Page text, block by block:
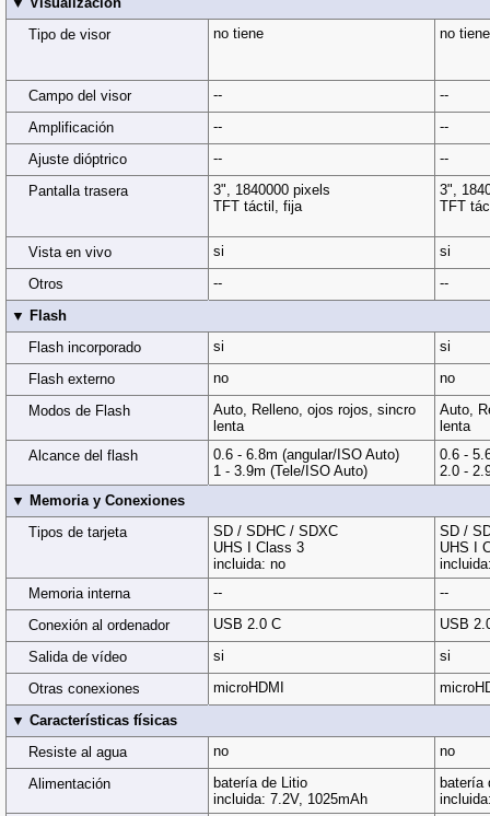
Tipo de visor
no tiene no tiene
Campo del visor --
--
Amplificación
--
--
Ajuste dióptrico
--
--
Pantalla trasera
3", 1840000 pixels
TFT táctil, fija
3",
TFT
Vista en vivo si
si
Otros
--
--
▼ Flash
Flash incorporado
si
si
Flash externo
no
no
Modos de Flash
Auto, Relleno, ojos rojos, sincro
lenta
Auto,
lenta
Alcance del flash
0.6 - 6.8m (angular/ISO Auto)
1 - 3.9m (Tele/ISO Auto)
0.6 -
2.0 -
▼ Memoria y Conexiones
Tipos de tarjeta
SD / SDHC / SDXC
UHS I Class 3
incluida: no
SD /
UHS I
Memoria interna
--
--
Conexión al ordenador
USB 2.0 C
USB
Salida de vídeo
si
si
Otras conexiones
microHDMI
▼ Características físicas
Resiste al agua
no
no
Alimentación
batería de Litio
incluida: 7.2V, 1025mAh
batería